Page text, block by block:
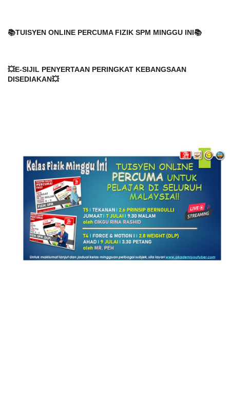
📚TUISYEN ONLINE PERCUMA FIZIK SPM MINGGU INI📚
💥E-SIJIL PENYERTAAN PERINGKAT KEBANGSAAN
DISEDIAKAN💥